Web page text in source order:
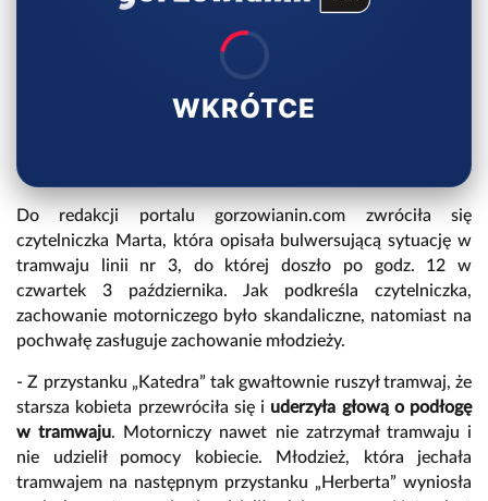
WKRÓTCE
Do redakcji portalu gorzowianin.com zwróciła się
czytelniczka Marta, która opisała bulwersującą sytuację w
tramwaju linii nr 3, do której doszło po godz. 12 w
czwartek 3 października. Jak podkreśla czytelniczka,
zachowanie motorniczego było skandaliczne, natomiast na
pochwałę zasługuje zachowanie młodzieży.
- Z przystanku „Katedra” tak gwałtownie ruszył tramwaj, że
starsza kobieta przewróciła się i uderzyła głową o podłogę
w tramwaju. Motorniczy nawet nie zatrzymał tramwaju i
nie udzielił pomocy kobiecie. Młodzież, która jechała
tramwajem na następnym przystanku „Herberta” wyniosła